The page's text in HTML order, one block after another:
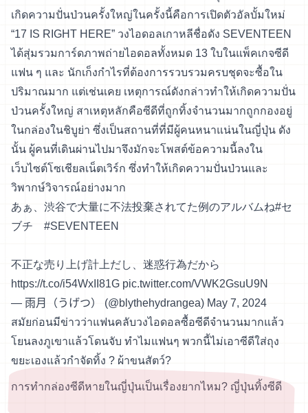
เกิดความปั่นป่วนครั้งใหญ่ในครั้งนี้คือการเปิดตัวอัลบั้มใหม่
“17 IS RIGHT HERE” วงไอดอลเกาหลีชื่อดัง SEVENTEEN
ได้สุ่มรวมการ์ดภาพถ่ายไอดอลทั้งหมด 13 ใบในแพ็คเกจซีดี
แฟน ๆ และ นักเก็งกำไรที่ต้องการรวบรวมครบชุดจะซื้อใน
ปริมาณมาก แต่เช่นเคย เหตุการณ์ดังกล่าวทำให้เกิดความปั่น
ป่วนครั้งใหญ่ สาเหตุหลักคือซีดีที่ถูกทิ้งจำนวนมากถูกกองอยู่
ในกล่องในชิบูย่า ซึ่งเป็นสถานที่ที่มีผู้คนหนาแน่นในญี่ปุ่น ดัง
นั้น ผู้คนที่เดินผ่านไปมาจึงมักจะโพสต์ข้อความนี้ลงใน
เว็บไซต์โซเชียลเน็ตเวิร์ก ซึ่งทำให้เกิดความปั่นป่วนและ
วิพากษ์วิจารณ์อย่างมาก
あぁ、渋谷で大量に不法投棄されてた例のアルバムね#セ
ブチ
#SEVENTEEN
不正な売り上げ計上だし、迷惑行為だから
https://t.co/i54WxII81G pic.twitter.com/VWK2GsuU9N
— 雨月（うげつ） (@blythehydrangea) May 7, 2024
สมัยก่อนมีข่าวว่าแฟนคลับวงไอดอลซื้อซีดีจำนวนมากแล้ว
โยนลงภูเขาแล้วโดนจับ ทำไมแฟนๆ พวกนี้ไม่เอาซีดีใส่ถุง
ขยะเองแล้วกำจัดทิ้ง ? ผ้าขนสัตว์?
การทำกล่องซีดีหายในญี่ปุ่นเป็นเรื่องยากไหม? ญี่ปุ่นทิ้งซีดี